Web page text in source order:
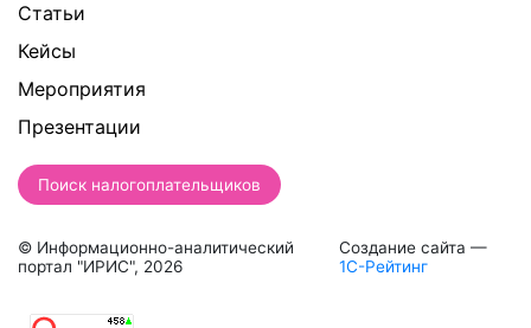
Статьи
Кейсы
Мероприятия
Презентации
Поиск налогоплательщиков
© Информационно-аналитический
портал "ИРИС", 2026
Создание сайта —
1С-Рейтинг